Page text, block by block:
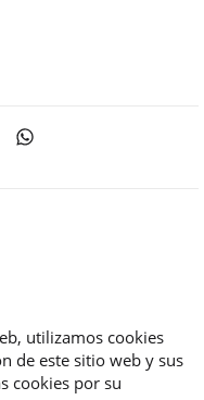
utilizamos cookies
de este sitio web y sus
cookies por su